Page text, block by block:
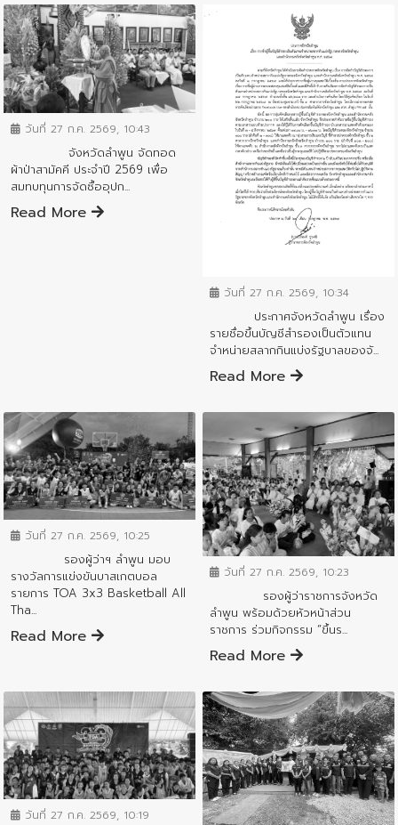
ข่าวประชาสัมพันธ์
วันที่ 27 ก.ค. 2569, 10:43
จังหวัดลำพูน จัดทอด
ผ้าป่าสามัคคี ประจำปี 2569 เพื่อ
สมทบทุนการจัดซื้ออุปก...
Read More
วันที่ 27 ก.ค. 2569, 10:34
ประกาศจังหวัดลำพูน เรื่อง
รายชื่อขึ้นบัญชีสำรองเป็นตัวแทน
จำหน่ายสลากกินแบ่งรัฐบาลของจั...
Read More
ข่าวประชาสัมพันธ์
วันที่ 27 ก.ค. 2569, 10:25
รองผู้ว่าฯ ลำพูน มอบ
รางวัลการแข่งขันบาสเกตบอล
รายการ TOA 3x3 Basketball All
Tha...
Read More
ข่าวประชาสัมพันธ์
วันที่ 27 ก.ค. 2569, 10:23
รองผู้ว่าราชการจังหวัด
ลำพูน พร้อมด้วยหัวหน้าส่วน
ราชการ ร่วมกิจกรรม “ขึ้นร...
Read More
ข่าวประชาสัมพันธ์
วันที่ 27 ก.ค. 2569, 10:19 ข่าวประชาสัมพันธ์